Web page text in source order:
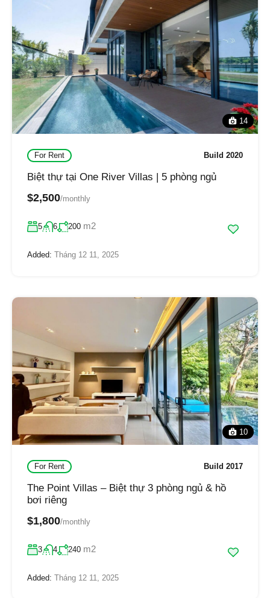
14
For Rent Build 2020
Biệt thự tại One River Villas | 5 phòng ngủ
$2,500/monthly
5 6 200 m2
Added: Tháng 12 11, 2025
10
For Rent Build 2017
The Point Villas – Biệt thự 3 phòng ngủ & hồ
bơi riêng
$1,800/monthly
3 4 240 m2
Added: Tháng 12 11, 2025